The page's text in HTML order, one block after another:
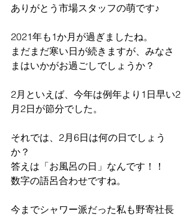
ありがとう市場スタッフの萌です♪
2021年も1か月が過ぎましたね。
まだまだ寒い日が続きますが、みなさ
まはいかがお過ごしでしょうか？
2月といえば、今年は例年より1日早い2
月2日が節分でした。
それでは、2月6日は何の日でしょう
か？
答えは「お風呂の日」なんです！！
数字の語呂合わせですね。
今までシャワー派だった私も野寄社長